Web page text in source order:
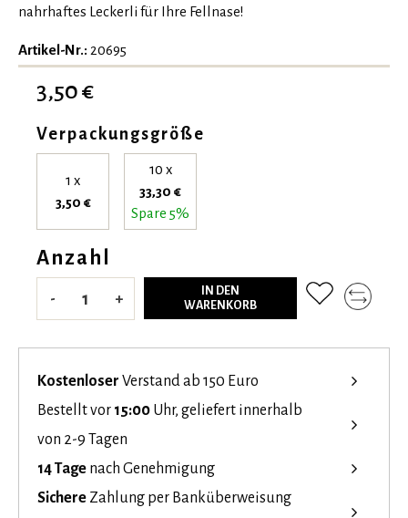
nahrhaftes Leckerli für Ihre Fellnase!
Artikel-Nr.: 20695
3,50 €
Verpackungsgröße
1 x
3,50 €
10 x
33,30 €
Spare 5%
Anzahl
- +
IN DEN
WARENKORB
Kostenloser Verstand ab 150 Euro
Bestellt vor 15:00 Uhr, geliefert innerhalb
von 2-9 Tagen
14 Tage nach Genehmigung
Sichere Zahlung per Banküberweisung